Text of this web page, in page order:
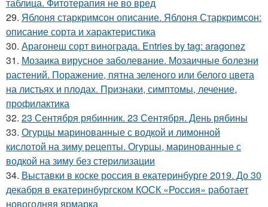
таблица. Фитотерапия не во вред
29. Яблоня старкримсон описание. Яблоня Старкримсон:
описание сорта и характеристика
30. Арагонеш сорт винограда. Entries by tag: aragonez
31. Мозаика вирусное заболевание. Мозаичные болезни
растений. Поражение, пятна зеленого или белого цвета
на листьях и плодах. Признаки, симптомы, лечение,
профилактика
32. 23 Сентября рябинник. 23 Сентября. День рябины
33. Огурцы маринованные с водкой и лимонной
кислотой на зиму рецепты. Огурцы, маринованные с
водкой на зиму без стерилизации
34. Выставки в коске россия в екатеринбурге 2019. До 30
декабря в екатеринбургском КОСК «Россия» работает
новогодняя ярмарка